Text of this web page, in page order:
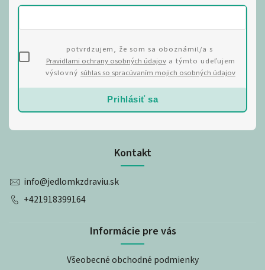
Kontakt
info@jedlomkzdraviu.sk
+421918399164
Informácie pre vás
Všeobecné obchodné podmienky
potvrdzujem, že som sa oboznámil/a s
Pravidlami ochrany osobných údajova týmto udeľujem
výslovný súhlas so spracúvaním mojich osobných údajov
Prihlásiť sa